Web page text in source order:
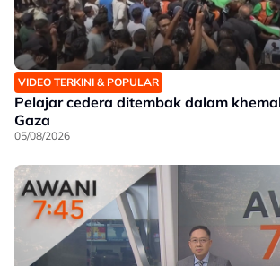
VIDEO TERKINI & POPULAR
Pelajar cedera ditembak dalam
Gaza
05/08/2026